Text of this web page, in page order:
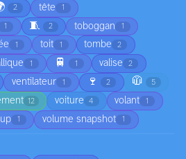
2 tête 1
1 🧵 2 toboggan 1
1 toit 1 tombe 2
1 🚆 1 valise 2
ventilateur 1 🍷 2 🧥 5
12 voiture 4 volant 1
1 volume snapshot 1